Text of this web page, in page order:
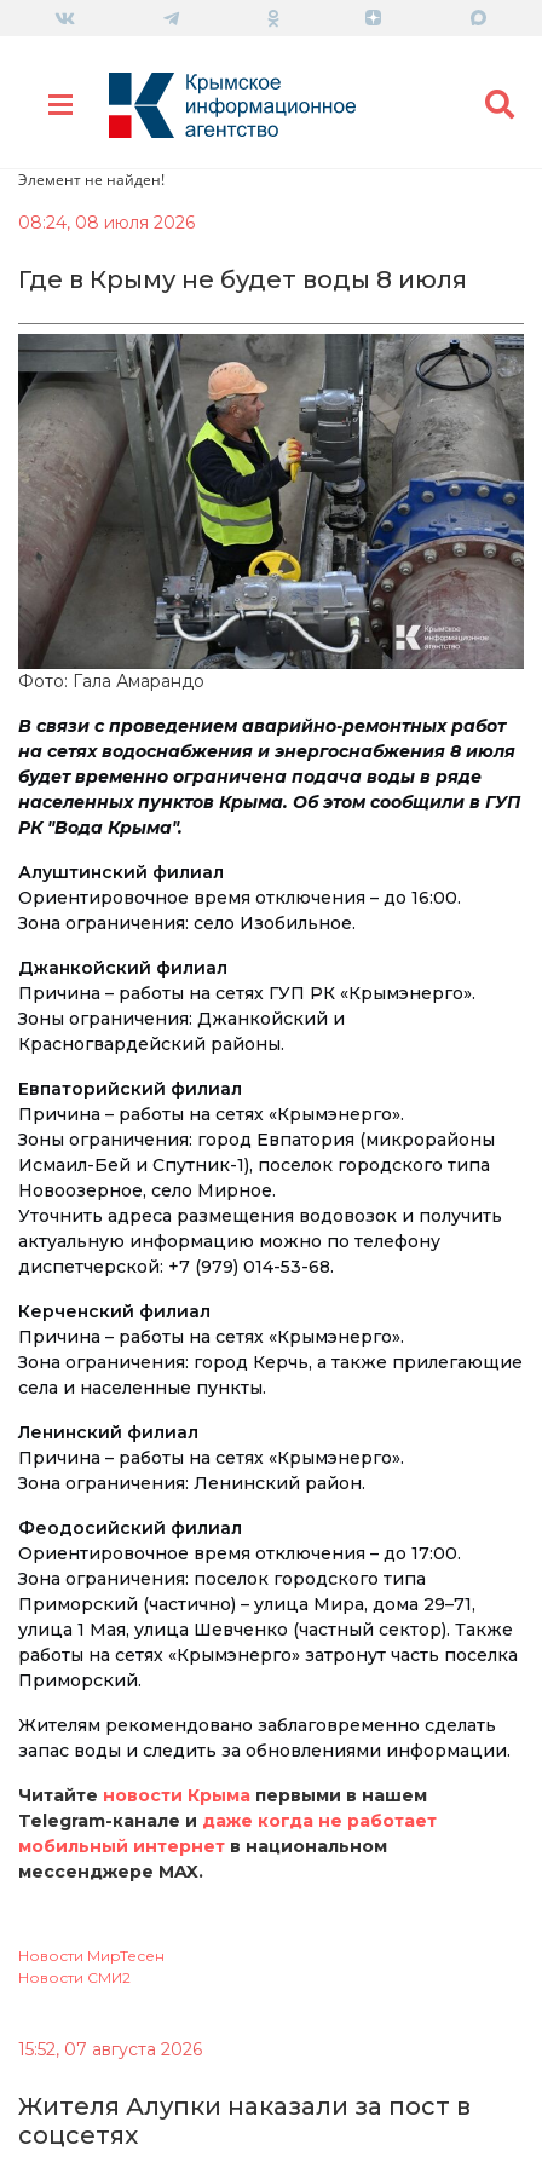
Элемент не найден!
08:24, 08 июля 2026
Где в Крыму не будет воды 8 июля
Фото: Гала Амарандо
В связи с проведением аварийно-ремонтных работ
на сетях водоснабжения и энергоснабжения 8 июля
будет временно ограничена подача воды в ряде
населенных пунктов Крыма. Об этом сообщили в ГУП
РК "Вода Крыма".
Алуштинский филиал
Ориентировочное время отключения – до 16:00.
Зона ограничения: село Изобильное.
Джанкойский филиал
Причина – работы на сетях ГУП РК «Крымэнерго».
Зоны ограничения: Джанкойский и
Красногвардейский районы.
Евпаторийский филиал
Причина – работы на сетях «Крымэнерго».
Зоны ограничения: город Евпатория (микрорайоны
Исмаил-Бей и Спутник-1), поселок городского типа
Новоозерное, село Мирное.
Уточнить адреса размещения водовозок и получить
актуальную информацию можно по телефону
диспетчерской: +7 (979) 014-53-68.
Керченский филиал
Причина – работы на сетях «Крымэнерго».
Зона ограничения: город Керчь, а также прилегающие
села и населенные пункты.
Ленинский филиал
Причина – работы на сетях «Крымэнерго».
Зона ограничения: Ленинский район.
Феодосийский филиал
Ориентировочное время отключения – до 17:00.
Зона ограничения: поселок городского типа
Приморский (частично) – улица Мира, дома 29–71,
улица 1 Мая, улица Шевченко (частный сектор). Также
работы на сетях «Крымэнерго» затронут часть поселка
Приморский.
Жителям рекомендовано заблаговременно сделать
запас воды и следить за обновлениями информации.
Читайте новости Крыма первыми в нашем
Telegram-канале и даже когда не работает
мобильный интернет в национальном
мессенджере MAX.
Новости МирТесен
Новости СМИ2
15:52, 07 августа 2026
Жителя Алупки наказали за пост в
соцсетях